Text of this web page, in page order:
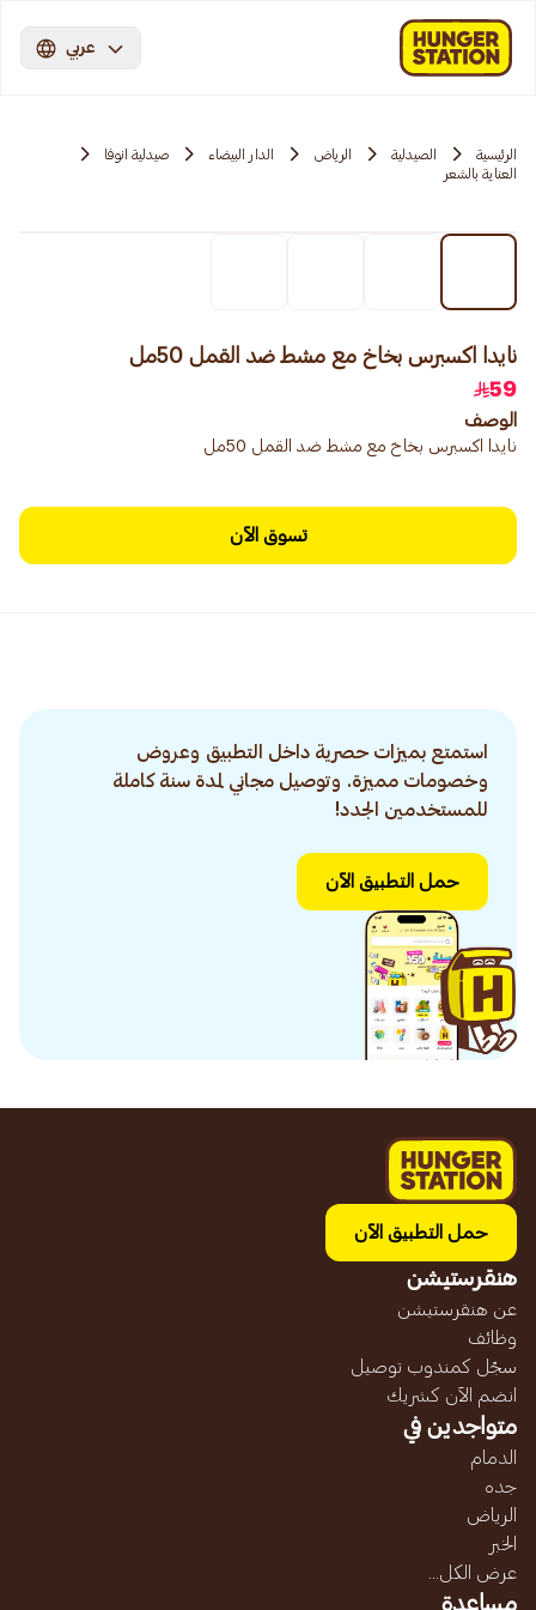
عربي
الرئيسية الصيدلية الرياض الدار البيضاء
صيدلية انوفا
العناية بالشعر
نايدا اكسبرس بخاخ مع مشط ضد القمل 50مل
59
الوصف
نايدا اكسبرس بخاخ مع مشط ضد القمل 50مل
تسوق الآن
استمتع بميزات حصرية داخل التطبيق وعروض
وخصومات مميزة. وتوصيل مجاني لمدة سنة كاملة
للمستخدمين الجدد!
حمل التطبيق الآن
حمل التطبيق الآن
هنقرستيشن
عن هنقرستيشن
وظائف
سجّل كمندوب توصيل
انضم الآن كشريك
متواجدين في
الدمام
جده
الرياض
الخبر
عرض الكل...
مساعدة